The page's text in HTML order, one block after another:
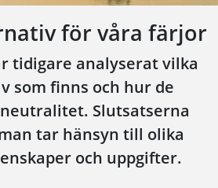
för våra färjor
tidigare analyserat vilka
som finns och hur de
Slutsatserna
tar hänsyn till olika
och uppgifter.